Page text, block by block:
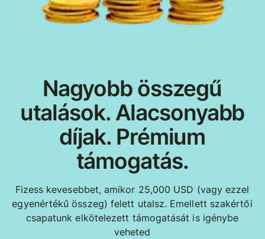
Nagyobb összegű
utalások. Alacsonyabb
díjak. Prémium
támogatás.
Fizess kevesebbet, amikor 25,000 USD (vagy ezzel
egyenértékű összeg) felett utalsz. Emellett szakértői
csapatunk elkötelezett támogatását is igénybe
veheted